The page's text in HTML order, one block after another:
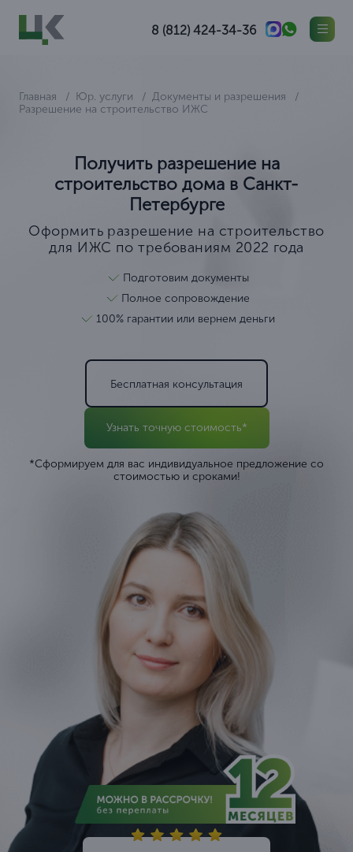
8 (812) 424-34-36
Главная Юр. услуги
Документы и разрешения
Разрешение на строительство ИЖС
Получить разрешение на
строительство дома в Санкт-
Петербурге
Оформить разрешение на строительство
для ИЖС по требованиям 2022 года
Подготовим документы
Полное сопровождение
100% гарантии или вернем деньги
Бесплатная консультация
Узнать точную стоимость*
*Сформируем для вас индивидуальное предложение со
стоимостью и сроками!